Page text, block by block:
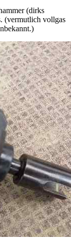
(dirks
(vermutlich vollgas